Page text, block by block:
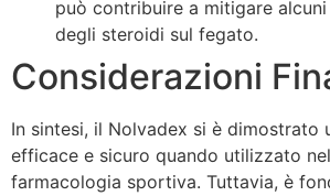
può contribuire a mitigare
degli steroidi sul fegato.
Considerazioni
In sintesi, il Nolvadex si è dimostrato
efficace e sicuro quando utilizzato
farmacologia sportiva. Tuttavia, è